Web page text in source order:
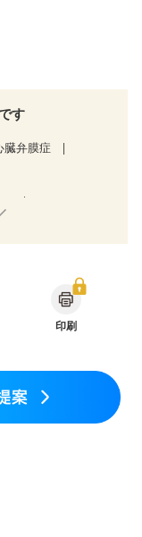
す
臓弁膜症
期)
合栄養）
関節リウマチ
印刷